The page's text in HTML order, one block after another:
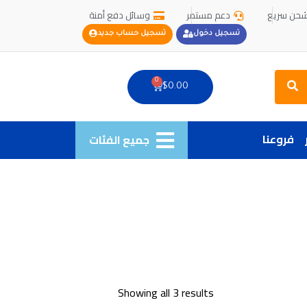
سريع دعم مستمر وسائل دفع أمنة
تسجيل دخول تسجيل حساب جديد
Search
$0.00
0
Cart
فروعنا جميع الفئات
Showing all 3 results